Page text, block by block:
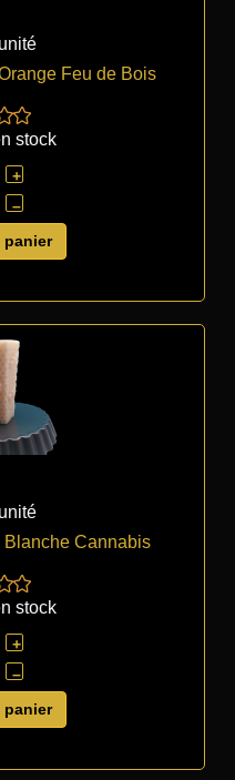
Feu de Bois
stock
+
–
panier
Blanche Cannabis
stock
+
–
panier